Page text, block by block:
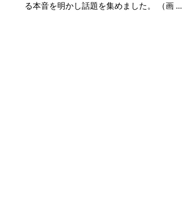
る本音を明かし話題を集めました。 （画 ...